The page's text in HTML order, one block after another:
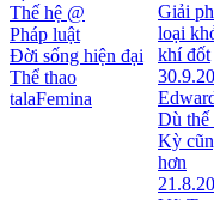
Thế hệ @
Pháp luật
Đời sống hiện đại
Thể thao
talaFemina
Giải
loại
khí đốt
Dù thế
Kỳ
hơn